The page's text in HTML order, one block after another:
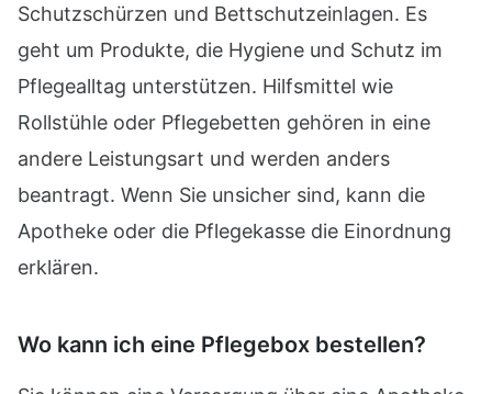
Schutzschürzen und Bettschutzeinlagen. Es
geht um Produkte, die Hygiene und Schutz im
Pflegealltag unterstützen. Hilfsmittel wie
Rollstühle oder Pflegebetten gehören in eine
andere Leistungsart und werden anders
beantragt. Wenn Sie unsicher sind, kann die
Apotheke oder die Pflegekasse die Einordnung
erklären.
Wo kann ich eine Pflegebox bestellen?